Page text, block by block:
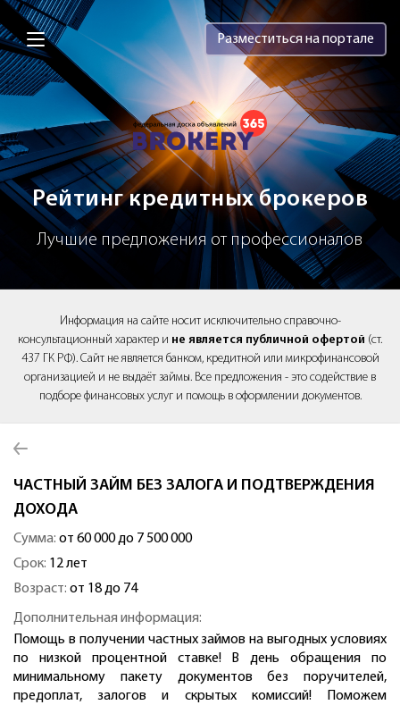
Brokery365 - Рейтинг кредитных
Разместиться на портале
Рейтинг кредитных брокеров
Лучшие предложения от профессионалов
Информация на сайте носит исключительно справочно-
консультационный характер и не является публичной офертой (ст.
437 ГК РФ). Сайт не является банком, кредитной или микрофинансовой
организацией и не выдаёт займы. Все предложения - это содействие в
подборе финансовых услуг и помощь в оформлении документов.
ЧАСТНЫЙ ЗАЙМ БЕЗ ЗАЛОГА И ПОДТВЕРЖДЕНИЯ
ДОХОДА
Сумма: от 60 000 до 7 500 000
Срок: 12 лет
Возраст: от 18 до 74
Дополнительная информация:
Помощь в получении частных займов на выгодных условиях
по низкой процентной ставке! В день обращения по
минимальному пакету документов без поручителей,
предоплат, залогов и скрытых комиссий! Поможем